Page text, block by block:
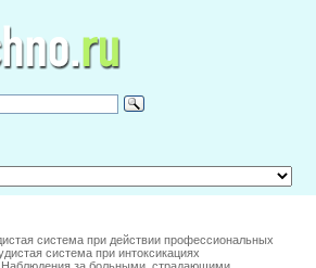
система при действии профессиональных
система при интоксикациях